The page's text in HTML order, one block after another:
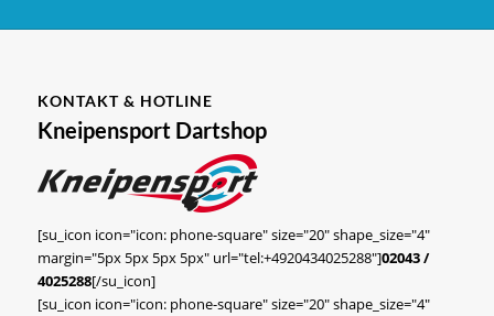
KONTAKT & HOTLINE
Kneipensport Dartshop
[su_icon icon="icon: phone-square" size="20" shape_size="4"
margin="5px 5px 5px 5px" url="tel:+4920434025288"]02043 /
4025288[/su_icon]
[su_icon icon="icon: phone-square" size="20" shape_size="4"